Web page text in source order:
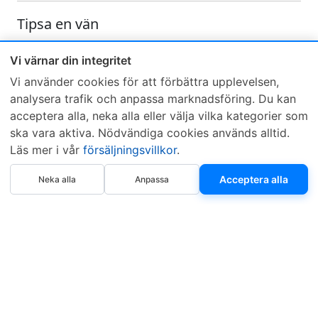
Vi värnar din integritet
Vi använder cookies för att förbättra upplevelsen,
analysera trafik och anpassa marknadsföring. Du kan
acceptera alla, neka alla eller välja vilka kategorier som
ska vara aktiva. Nödvändiga cookies används alltid.
Läs mer i vår försäljningsvillkor.
Neka alla Anpassa Acceptera alla
Köp nu
Tipsa en vän
Skicka ett e-mail och tipsa en vän om denna produkt
Sveriges mest sålda dieselbox
Kontakta KCR
Om KCR/Garantier
Återförsäljare
Sök KCR-box